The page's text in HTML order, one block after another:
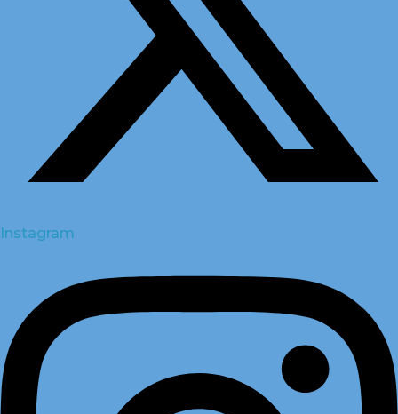
Instagram